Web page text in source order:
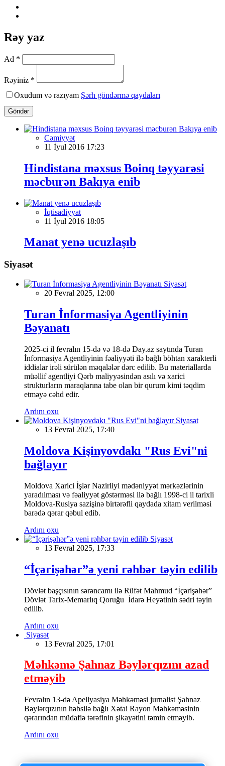
Rəy yaz
Ad *
Rəyiniz *
Oxudum və razıyam Şərh göndərmə qaydaları
Göndər
Cəmiyyət
11 İyul 2016 17:23
Hindistana məxsus Boinq təyyarəsi
məcburən Bakıya enib
İqtisadiyyat
11 İyul 2016 18:05
Manat yenə ucuzlaşıb
Siyasət
Siyasət
20 Fevral 2025, 12:00
Turan İnformasiya Agentliyinin
Bəyanatı
2025-ci il fevralın 15-də və 18-də Day.az saytında Turan
İnformasiya Agentliyinin fəaliyyəti ilə bağlı böhtan xarakterli
iddialar irəli sürülən məqalələr dərc edilib. Bu materiallarda
müəllif agentliyi Qərb maliyyəsindən asılı və xarici
strukturların maraqlarına tabe olan bir qurum kimi təqdim
etməyə cəhd edir.
Ardını oxu
Siyasət
13 Fevral 2025, 17:40
Moldova Kişinyovdakı "Rus Evi"ni
bağlayır
Moldova Xarici İşlər Nazirliyi mədəniyyət mərkəzlərinin
yaradılması və fəaliyyət göstərməsi ilə bağlı 1998-ci il tarixli
Moldova-Rusiya sazişinə birtərəfli qaydada xitam verilməsi
barədə qərar qəbul edib.
Ardını oxu
Siyasət
13 Fevral 2025, 17:33
“İçərişəhər”ə yeni rəhbər təyin edilib
Dövlət başçısının sərəncamı ilə Rüfət Mahmud “İçərişəhər”
Dövlət Tarix-Memarlıq Qoruğu İdarə Heyətinin sədri təyin
edilib.
Ardını oxu
Siyasət
13 Fevral 2025, 17:01
Məhkəmə Şahnaz Bəylərqızını azad
etməyib
Fevralın 13-də Apellyasiya Məhkəməsi jurnalist Şahnaz
Bəylərqızının həbsilə bağlı Xətai Rayon Məhkəməsinin
qərarından müdafiə tərəfinin şikayətini təmin etməyib.
Ardını oxu